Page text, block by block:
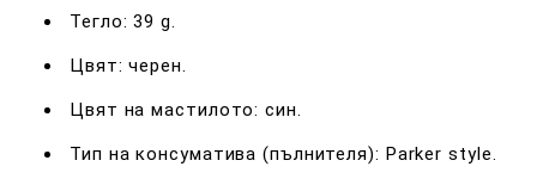
Тегло: 39 g.
Цвят: черен.
Цвят на мастилото: син.
Тип на консуматива (пълнителя): Parker style.